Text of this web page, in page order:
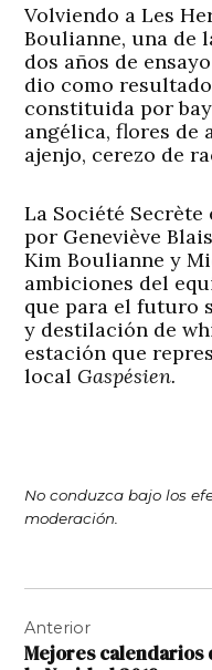
Volviendo a Les
Boulianne, una de
dos años de
dio como
constituida por
angélica, flores de
ajenjo, cerezo de
La Société Secrète
por Geneviève
Kim Boulianne y
ambiciones del
que para el futuro
y destilación de
estación que
local Gaspésien.
No conduzca bajo los
moderación.
de
Anterior
Mejores calendarios